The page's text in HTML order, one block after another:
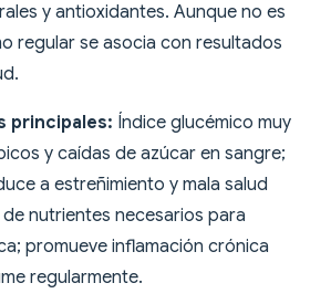
y antioxidantes. Aunque no es
regular se asocia con resultados
principales: Índice glucémico muy
y caídas de azúcar en sangre;
a estreñimiento y mala salud
nutrientes necesarios para
promueve inflamación crónica
regularmente.